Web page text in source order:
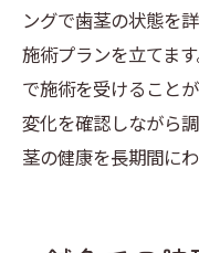
ングで歯茎の状態を
施術プランを立てま
で施術を受けること
変化を確認しながら
茎の健康を長期間に